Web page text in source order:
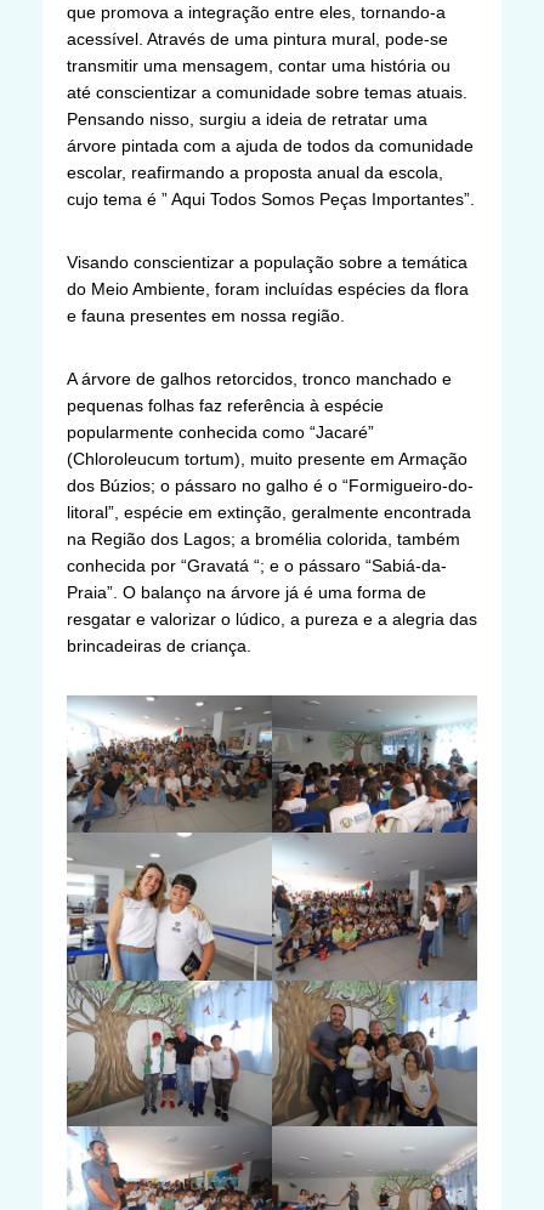
que promova a integração entre eles, tornando-a
acessível. Através de uma pintura mural, pode-se
transmitir uma mensagem, contar uma história ou
até conscientizar a comunidade sobre temas atuais.
Pensando nisso, surgiu a ideia de retratar uma
árvore pintada com a ajuda de todos da comunidade
escolar, reafirmando a proposta anual da escola,
cujo tema é ” Aqui Todos Somos Peças Importantes”.
Visando conscientizar a população sobre a temática
do Meio Ambiente, foram incluídas espécies da flora
e fauna presentes em nossa região.
A árvore de galhos retorcidos, tronco manchado e
pequenas folhas faz referência à espécie
popularmente conhecida como “Jacaré”
(Chloroleucum tortum), muito presente em Armação
dos Búzios; o pássaro no galho é o “Formigueiro-do-
litoral”, espécie em extinção, geralmente encontrada
na Região dos Lagos; a bromélia colorida, também
conhecida por “Gravatá “; e o pássaro “Sabiá-da-
Praia”. O balanço na árvore já é uma forma de
resgatar e valorizar o lúdico, a pureza e a alegria das
brincadeiras de criança.